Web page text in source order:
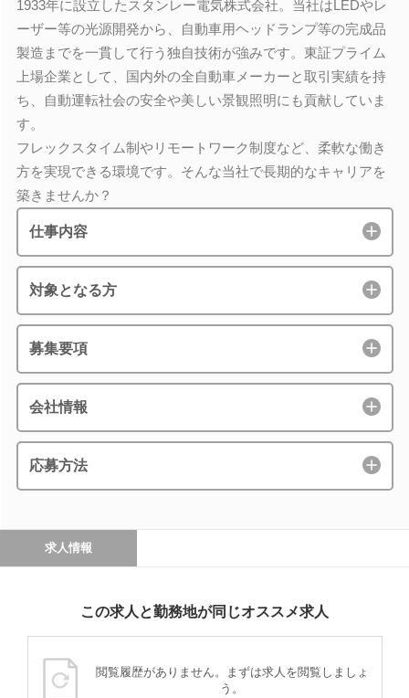
1933年に設立したスタンレー電気株式会社。当社はLEDやレ
ーザー等の光源開発から、自動車用ヘッドランプ等の完成品
製造までを一貫して行う独自技術が強みです。東証プライム
上場企業として、国内外の全自動車メーカーと取引実績を持
ち、自動運転社会の安全や美しい景観照明にも貢献していま
す。
フレックスタイム制やリモートワーク制度など、柔軟な働き
方を実現できる環境です。そんな当社で長期的なキャリアを
築きませんか？
仕事内容
対象となる方
募集要項
会社情報
応募方法
求人情報
この求人と勤務地が同じオススメ求人
閲覧履歴がありません。まずは求人を閲覧しましょ
う。